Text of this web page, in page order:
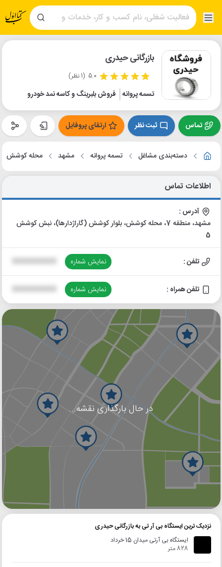
بازرگانی حیدری
5.0 (1 نظر)
تسمه پروانه فروش بلبرینگ و کاسه نمد خودرو
تماس ثبت نظر ارتقای پروفایل
دسته‌بندی مشاغل تسمه پروانه مشهد محله کوشش
اطلاعات تماس
آدرس :
مشهد، منطقه 7، محله کوشش، بلوار کوشش (گاراژدارها)، نبش کوشش
5
تلفن : نمایش شماره
تلفن همراه : نمایش شماره
در حال بارگذاری نقشه...
گوگل
نزدیک ترین ایستگاه بی آر تی به بازرگانی حیدری
ایستگاه بی آرتی میدان 15 خرداد
828 متر